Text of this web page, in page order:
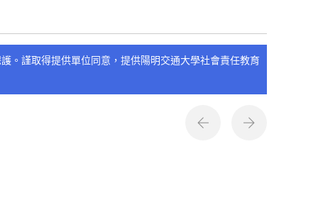
。謹取得提供單位同意，提供陽明交通大學社會責任教育